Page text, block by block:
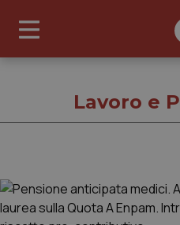
Lavoro e